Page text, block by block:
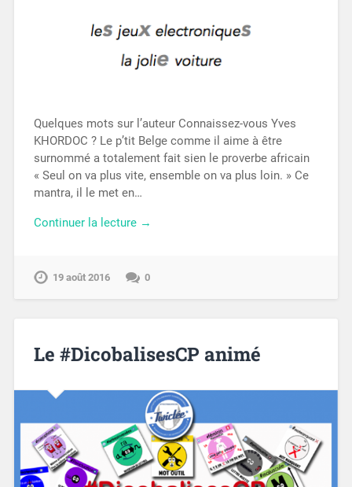
Quelques mots sur l’auteur Connaissez-vous Yves
KHORDOC ? Le p’tit Belge comme il aime à être
surnommé a totalement fait sien le proverbe africain
« Seul on va plus vite, ensemble on va plus loin. » Ce
mantra, il le met en…
Continuer la lecture →
19 août 2016 0
Le #DicobalisesCP animé